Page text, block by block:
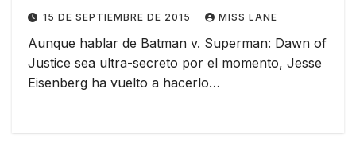
15 DE SEPTIEMBRE DE 2015 MISS LANE
Aunque hablar de Batman v. Superman: Dawn of
Justice sea ultra-secreto por el momento, Jesse
Eisenberg ha vuelto a hacerlo…